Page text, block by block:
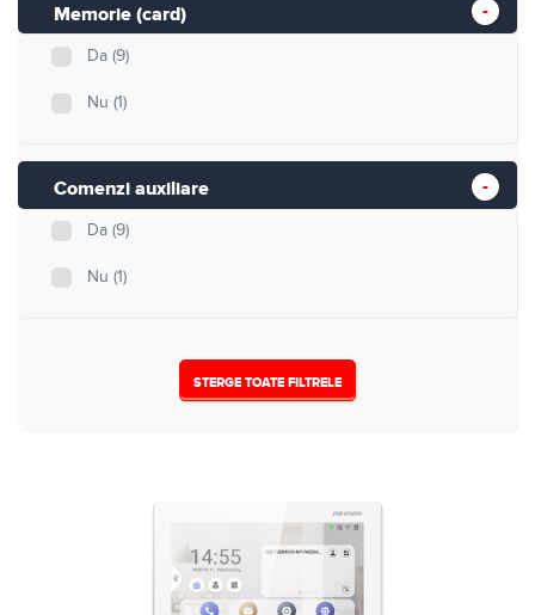
Memorie (card)
Da (9)
Nu (1)
Comenzi auxiliare
Da (9)
Nu (1)
STERGE TOATE FILTRELE